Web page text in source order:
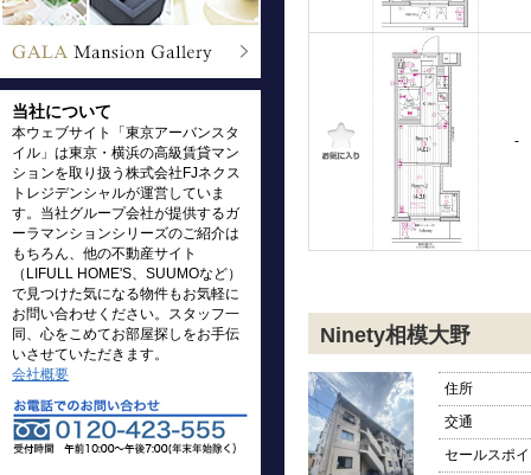
当社について
本ウェブサイト「東京アーバンスタ
イル」は東京・横浜の高級賃貸マン
ションを取り扱う株式会社FJネクス
トレジデンシャルが運営していま
す。当社グループ会社が提供するガ
ーラマンションシリーズのご紹介は
もちろん、他の不動産サイト
（LIFULL HOME'S、SUUMOなど）
で見つけた気になる物件もお気軽に
お問い合わせください。スタッフ一
同、心をこめてお部屋探しをお手伝
いさせていただきます。
会社概要
-
Ninety相模大野
住所
交通
セールスポ